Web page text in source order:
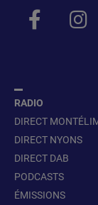
RADIO
DIRECT
DIRECT NYONS
DIRECT DAB
PODCASTS
ÉMISSIONS